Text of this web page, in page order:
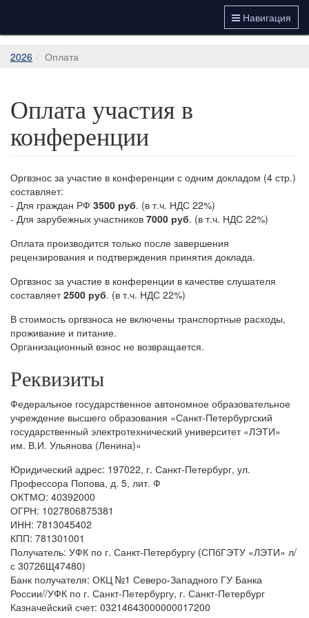
Навигация
2026 Оплата
Оплата участия в
конференции
Оргвзнос за участие в конференции с одним докладом (4 стр.)
составляет:
- Для граждан РФ 3500 руб. (в т.ч. НДС 22%)
- Для зарубежных участников 7000 руб. (в т.ч. НДС 22%)
Оплата производится только после завершения
рецензирования и подтверждения принятия доклада.
Оргвзнос за участие в конференции в качестве слушателя
составляет2500 руб. (в т.ч. НДС 22%)
В стоимость оргвзноса не включены транспортные расходы,
проживание и питание.
Организационный взнос не возвращается.
Реквизиты
Федеральное государственное автономное образовательное
учреждение высшего образования «Санкт-Петербургский
государственный электротехнический университет «ЛЭТИ»
им. В.И. Ульянова (Ленина)»
Юридический адрес: 197022, г. Санкт-Петербург, ул.
Профессора Попова, д. 5, лит. Ф
ОКТМО: 40392000
ОГРН: 1027806875381
ИНН: 7813045402
КПП: 781301001
Получатель: УФК по г. Санкт-Петербургу (СПбГЭТУ «ЛЭТИ» л/
с 30726Щ47480)
Банк получателя: ОКЦ №1 Северо-Западного ГУ Банка
России//УФК по г. Санкт-Петербургу, г. Санкт-Петербург
Казначейский счет: 03214643000000017200